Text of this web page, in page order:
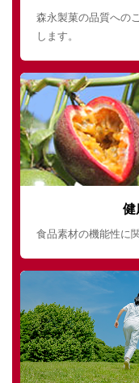
森永製菓の品質への
します。
健
食品素材の機能性に